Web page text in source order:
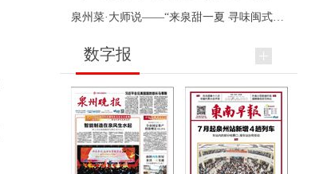
数字报